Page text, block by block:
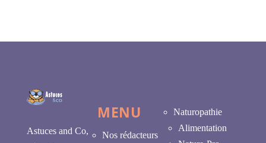
Astuces and Co,
MENU
Nos rédacteurs
Naturopathie
Alimentation